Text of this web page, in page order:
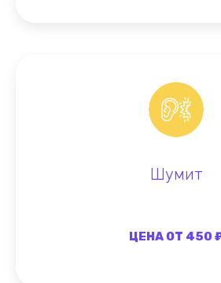
Шумит
ЦЕНА ОТ 450